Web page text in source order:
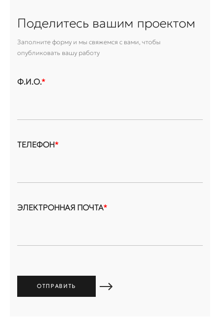
Поделитесь вашим проектом
Заполните форму и мы свяжемся с вами, чтобы
опубликовать вашу работу
Ф.И.О.*
ТЕЛЕФОН*
ЭЛЕКТРОННАЯ ПОЧТА*